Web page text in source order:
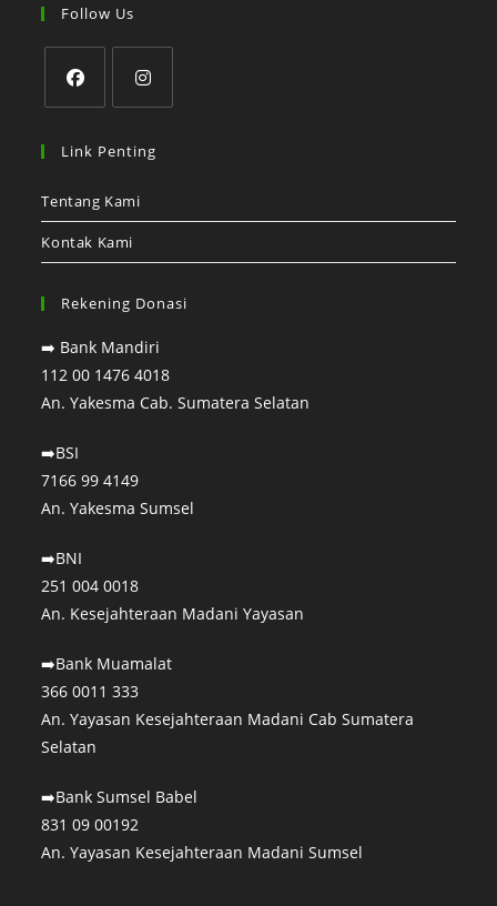
Follow Us
Link Penting
Tentang Kami
Kontak Kami
Rekening Donasi
➡️ Bank Mandiri⁣
112 00 1476 4018⁣
An. Yakesma Cab. Sumatera Selatan⁣
➡️BSI
7166 99 4149
An. Yakesma Sumsel
➡️BNI
251 004 0018
An. Kesejahteraan Madani Yayasan⁣
➡️Bank Muamalat
366 0011 333
An. Yayasan Kesejahteraan Madani Cab Sumatera
Selatan
➡️Bank Sumsel Babel
831 09 00192
An. Yayasan Kesejahteraan Madani Sumsel